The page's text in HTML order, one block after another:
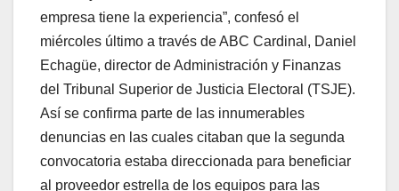
empresa tiene la experiencia”, confesó el
miércoles último a través de ABC Cardinal, Daniel
Echagüe, director de Administración y Finanzas
del Tribunal Superior de Justicia Electoral (TSJE).
Así se confirma parte de las innumerables
denuncias en las cuales citaban que la segunda
convocatoria estaba direccionada para beneficiar
al proveedor estrella de los equipos para las